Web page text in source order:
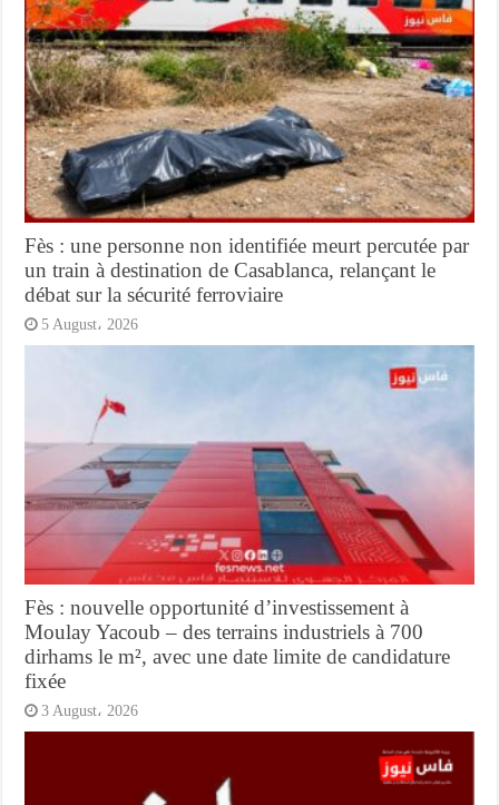
Fès : une personne non identifiée meurt percutée par
un train à destination de Casablanca, relançant le
débat sur la sécurité ferroviaire
5 August، 2026
Fès : nouvelle opportunité d’investissement à
Moulay Yacoub – des terrains industriels à 700
dirhams le m², avec une date limite de candidature
fixée
3 August، 2026